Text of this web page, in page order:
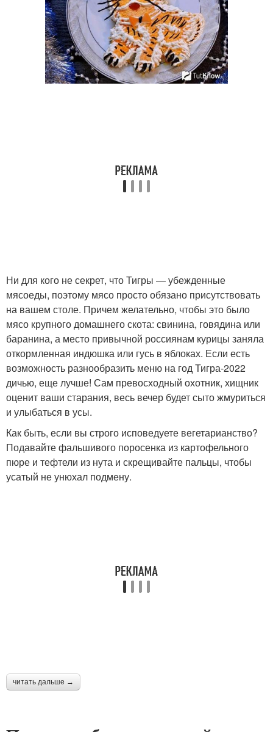
Ни для кого не секрет, что Тигры — убежденные
мясоеды, поэтому мясо просто обязано присутствовать
на вашем столе. Причем желательно, чтобы это было
мясо крупного домашнего скота: свинина, говядина или
баранина, а место привычной россиянам курицы заняла
откормленная индюшка или гусь в яблоках. Если есть
возможность разнообразить меню на год Тигра-2022
дичью, еще лучше! Сам превосходный охотник, хищник
оценит ваши старания, весь вечер будет сыто жмуриться
и улыбаться в усы.
Как быть, если вы строго исповедуете вегетарианство?
Подавайте фальшивого поросенка из картофельного
пюре и тефтели из нута и скрещивайте пальцы, чтобы
усатый не унюхал подмену.
читать дальше →